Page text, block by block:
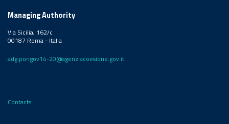
Managing Authority
Via Sicilia, 162/c
00187 Roma - Italia
adg.pongov14-20@agenziacoesione.gov.it
Contacts